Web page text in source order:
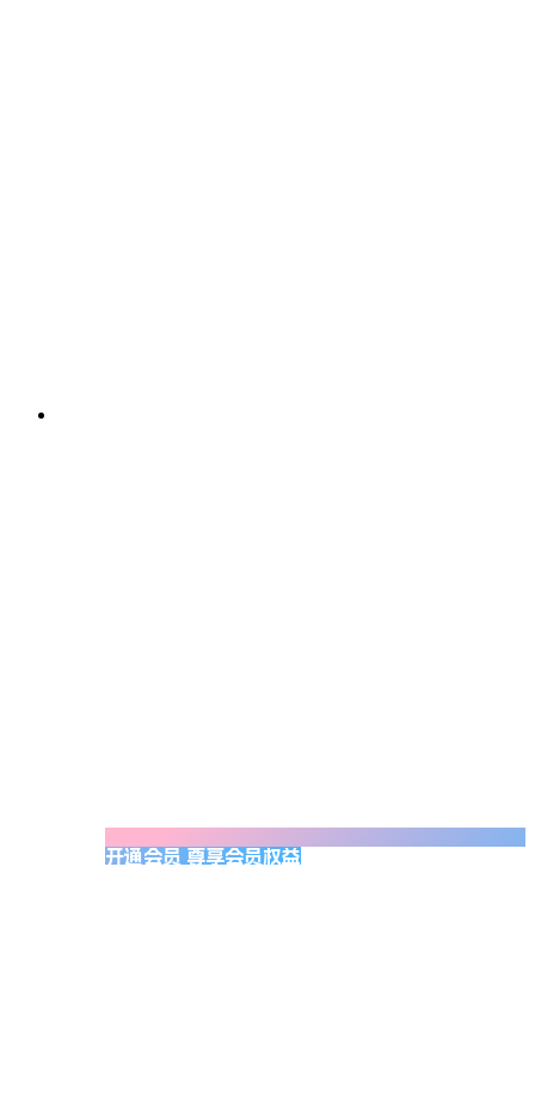
开通会员 尊享会员权益